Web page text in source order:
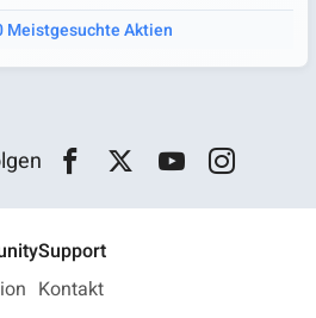
Meistgesuchte Aktien
Support
Kontakt